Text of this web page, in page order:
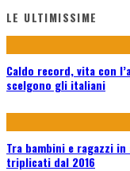
LE ULTIMISSIME
Caldo record, vita con
scelgono gli italiani
Tra bambini e ragazzi
triplicati dal 2016